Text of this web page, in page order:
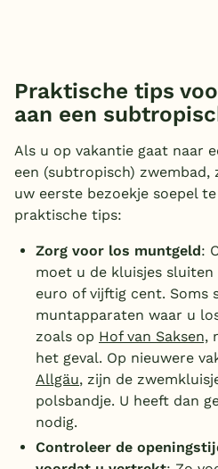
Praktische tips
aan een
Als u op vakantie gaat naar
een (subtropisch) zwembad,
uw eerste bezoekje soepel
praktische tips:
Zorg voor los muntgeld:
moet u de kluisjes
euro of vijftig cent. Soms
muntapparaten waar u
zoals op Hof van Saksen,
het geval. Op nieuwere
Allgäu, zijn de
polsbandje. U heeft dan
nodig.
Controleer de